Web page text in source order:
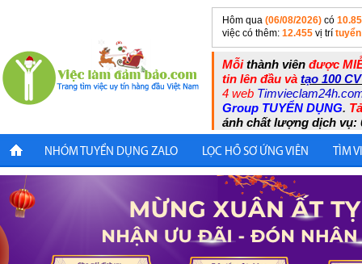
Hôm qua (06/08/2026) có
việc có thêm: 12.455 vị trí
Mỗithành viên được
tin lên đầu và tạo 100
4 web
Group TUYỂN DỤNG.
ánh chất lượng dịch vụ:
NHÓM TUYỂN DỤNG ZALO LỌC HỒ SƠ ỨNG VIÊN TÌM